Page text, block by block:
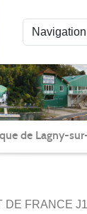
de Lagny-
DE FRANCE
des cookies